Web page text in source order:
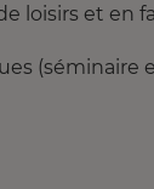
loisirs et en
(séminaire